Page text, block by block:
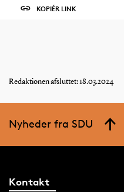
KOPIÉR LINK
Redaktionen afsluttet: 18.03.2024
Nyheder fra SDU
Kontakt